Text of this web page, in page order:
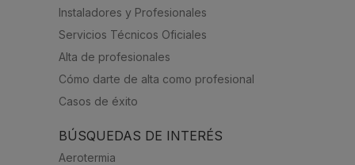
Instaladores y Profesionales
Servicios Técnicos Oficiales
Alta de profesionales
Cómo darte de alta como profesional
Casos de éxito
BÚSQUEDAS DE INTERÉS
Aerotermia